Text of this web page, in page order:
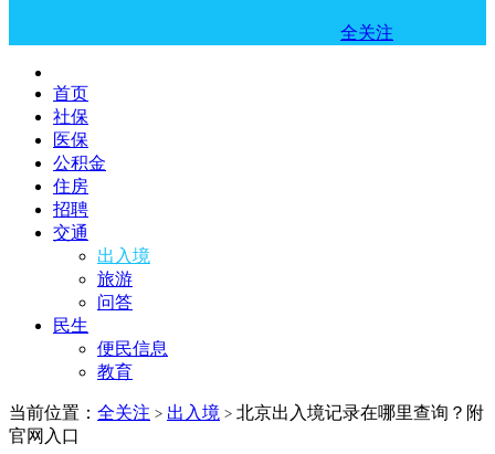
全关注
首页
社保
医保
公积金
住房
招聘
交通
出入境
旅游
问答
民生
便民信息
教育
当前位置： 全关注 > 出入境 > 北京出入境记录在哪里查询？附
官网入口